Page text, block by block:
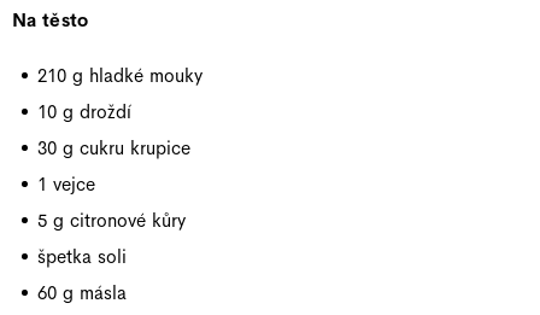
Na těsto
210 g hladké mouky
10 g droždí
30 g cukru krupice
1 vejce
5 g citronové kůry
špetka soli
60 g másla